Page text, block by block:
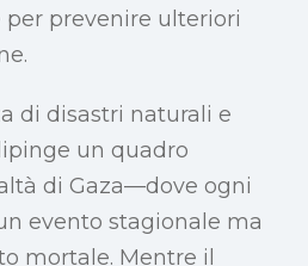
prevenire ulteriori
di disastri naturali e
un quadro
di Gaza—dove ogni
evento stagionale ma
mortale. Mentre il